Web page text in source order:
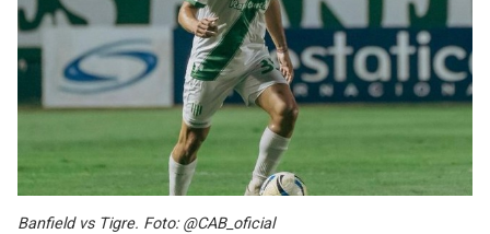
Banfield vs Tigre. Foto: @CAB_oficial